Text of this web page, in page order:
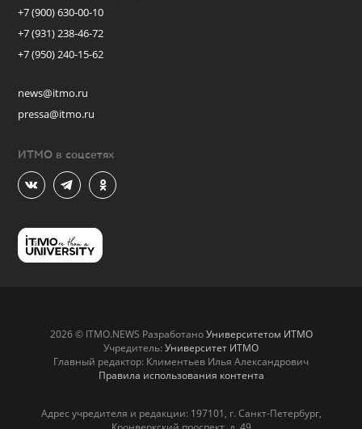
+7 (900) 630-00-10
+7 (931) 238-46-72
+7 (950) 240-15-62
news@itmo.ru
pressa@itmo.ru
ИТМО в соцсетях
2026 © ITMO.NEWS РазработаноУниверситетом ИТМО
Учредитель: Университет ИТМО
Главный редактор: Климентьев Илья Александрович
Правила использования контента
Адрес учредителя и редакции: 197101, г. Санкт-Петербург,